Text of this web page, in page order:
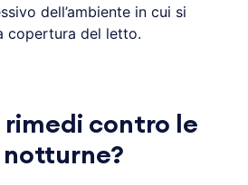
dell’ambiente in cui si
copertura del letto.
rimedi contro le